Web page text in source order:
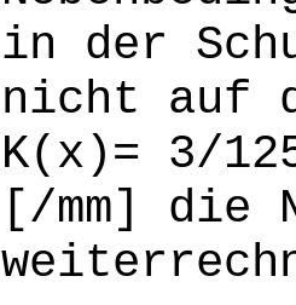
in der
nicht auf
K(x)= 3/
[/mm] die